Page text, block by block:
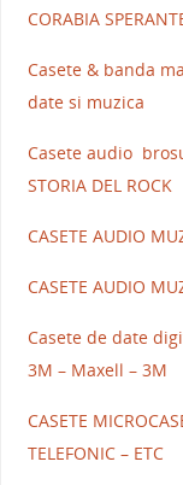
CORABIA
Casete & banda
date si muzica
Casete audio
STORIA DEL ROCK
CASETE AUDIO
CASETE AUDIO
Casete de date
3M – Maxell – 3M
CASETE
TELEFONIC – ETC